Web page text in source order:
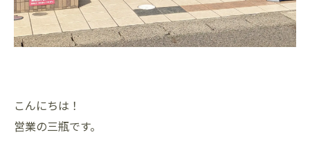
こんにちは！
営業の三瓶です。